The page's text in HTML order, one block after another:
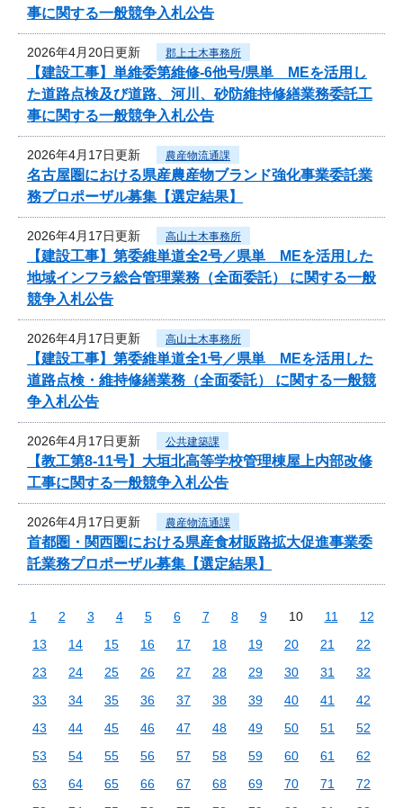
事に関する一般競争入札公告
2026年4月20日更新 郡上土木事務所
【建設工事】単維委第維修‐6他号/県単 MEを活用し
た道路点検及び道路、河川、砂防維持修繕業務委託工
事に関する一般競争入札公告
2026年4月17日更新 農産物流通課
名古屋圏における県産農産物ブランド強化事業委託業
務プロポーザル募集【選定結果】
2026年4月17日更新 高山土木事務所
【建設工事】第委維単道全2号／県単 MEを活用した
地域インフラ総合管理業務（全面委託） に関する一般
競争入札公告
2026年4月17日更新 高山土木事務所
【建設工事】第委維単道全1号／県単 MEを活用した
道路点検・維持修繕業務（全面委託） に関する一般競
争入札公告
2026年4月17日更新 公共建築課
【教工第8-11号】大垣北高等学校管理棟屋上内部改修
工事に関する一般競争入札公告
2026年4月17日更新 農産物流通課
首都圏・関西圏における県産食材販路拡大促進事業委
託業務プロポーザル募集【選定結果】
1 2 3 4 5 6 7 8 9 10 11
12
13
14 15 16 17 18 19 20 21
22
23
24 25 26 27 28 29 30 31
32
33
34 35 36 37 38 39 40 41
42
43
44 45 46 47 48 49 50 51
52
53
54 55 56 57 58 59 60 61
62
63
64 65 66 67 68 69 70 71
72